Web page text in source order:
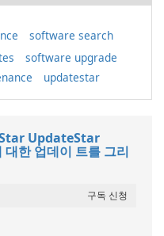
software search
software upgrade
updatestar
UpdateStar
한 업데이 트를 그리